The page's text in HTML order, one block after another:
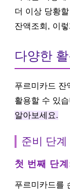
더 이상 당황
잔액조회, 이
다양한
푸르미카드 잔
활용할 수 있
알아보세요.
준비 단계
첫 번째 단
푸르미카드를